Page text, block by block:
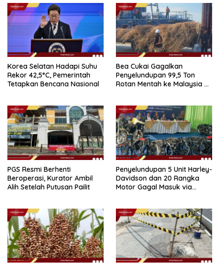
Korea Selatan Hadapi Suhu
Rekor 42,5°C, Pemerintah
Tetapkan Bencana Nasional
Bea Cukai Gagalkan
Penyelundupan 99,5 Ton
Rotan Mentah ke Malaysia di
PGS Resmi Berhenti
Beroperasi, Kurator Ambil
Alih Setelah Putusan Pailit
Penyelundupan 5 Unit Harley-
Davidson dan 20 Rangka
Motor Gagal Masuk via